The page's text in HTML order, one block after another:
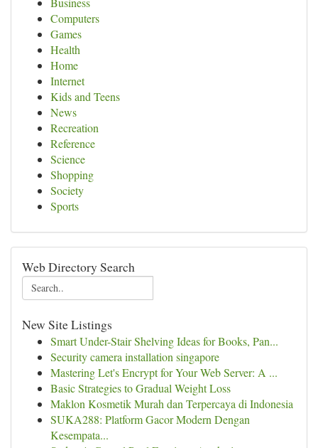
Computers
Games
Health
Home
Internet
Kids and Teens
News
Recreation
Reference
Science
Shopping
Society
Sports
Web Directory Search
New Site Listings
Smart Under-Stair Shelving Ideas for Books, Pan...
Security camera installation singapore
Mastering Let's Encrypt for Your Web Server: A ...
Basic Strategies to Gradual Weight Loss
Maklon Kosmetik Murah dan Terpercaya di Indonesia
SUKA288: Platform Gacor Modern Dengan
Kesempata...